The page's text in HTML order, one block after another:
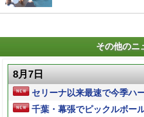
その他のニ
8月7日
セリーナ以来最速で今季ハ
千葉・幕張でピックルボー